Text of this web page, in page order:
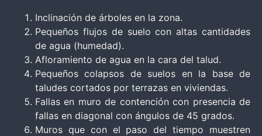
Inclinación de árboles en la zona.
Pequeños flujos de suelo con altas cantidades
de agua (humedad).
Afloramiento de agua en la cara del talud.
Pequeños colapsos de suelos en la base de
taludes cortados por terrazas en viviendas.
Fallas en muro de contención con presencia de
fallas en diagonal con ángulos de 45 grados.
Muros que con el paso del tiempo muestren